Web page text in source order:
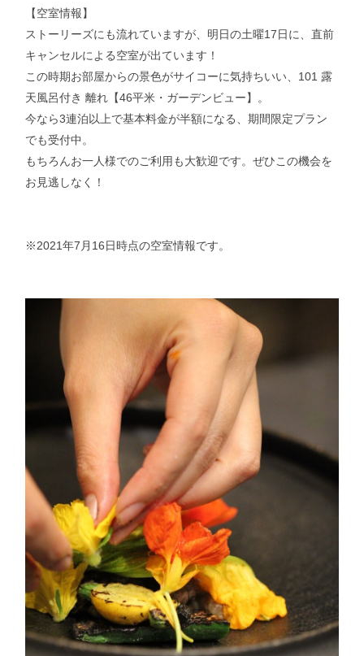
【空室情報】
ストーリーズにも流れていますが、明日の土曜17日に、直前
キャンセルによる空室が出ています！
この時期お部屋からの景色がサイコーに気持ちいい、101 露
天風呂付き 離れ【46平米・ガーデンビュー】。
今なら3連泊以上で基本料金が半額になる、期間限定プラン
でも受付中。
もちろんお一人様でのご利用も大歓迎です。ぜひこの機会を
お見逃しなく！
※2021年7月16日時点の空室情報です。